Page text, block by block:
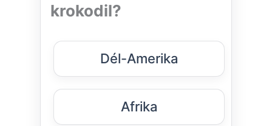
krokodil?
Dél-Amerika
Afrika